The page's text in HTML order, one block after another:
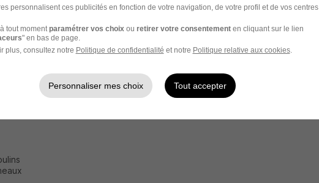
personnalisent ces publicités en fonction de votre navigation, de votre profil et de vos centres
tout moment paramétrer vos choix ou retirer votre consentementen cliquant sur le lien
" en bas de page.
plus, consultez notre Politique de confidentialité et notre Politique relative aux cookies.
Personnaliser mes choix Tout accepter